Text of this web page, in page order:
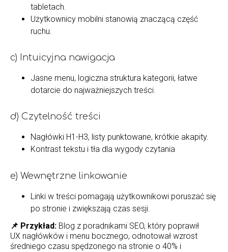
tabletach.
Użytkownicy mobilni stanowią znaczącą część
ruchu.
c) Intuicyjna nawigacja
Jasne menu, logiczna struktura kategorii, łatwe
dotarcie do najważniejszych treści.
d) Czytelność treści
Nagłówki H1-H3, listy punktowane, krótkie akapity.
Kontrast tekstu i tła dla wygody czytania
e) Wewnętrzne linkowanie
Linki w treści pomagają użytkownikowi poruszać się
po stronie i zwiększają czas sesji.
📌 Przykład: Blog z poradnikami SEO, który poprawił
UX nagłówków i menu bocznego, odnotował wzrost
średniego czasu spędzonego na stronie o 40% i